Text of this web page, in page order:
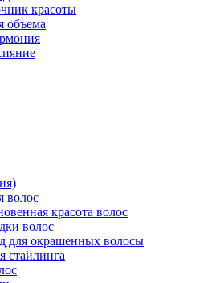
красоты
объема
волос
красота волос
волос
для окрашенных волосы
стайлинга